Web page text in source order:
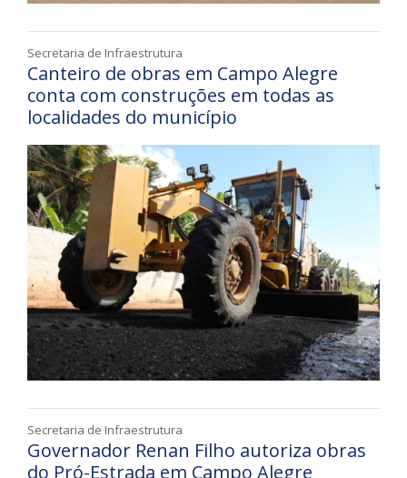
Secretaria de Infraestrutura
Canteiro de obras em Campo Alegre
conta com construções em todas as
localidades do município
Secretaria de Infraestrutura
Governador Renan Filho autoriza obras
do Pró-Estrada em Campo Alegre